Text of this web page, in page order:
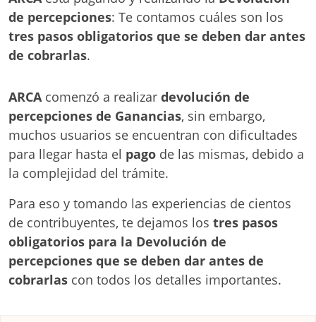
de percepciones: Te contamos cuáles son los
tres pasos obligatorios que se deben dar antes
de cobrarlas.
ARCA comenzó a realizar devolución de
percepciones de Ganancias, sin embargo,
muchos usuarios se encuentran con dificultades
para llegar hasta el pago de las mismas, debido a
la complejidad del trámite.
Para eso y tomando las experiencias de cientos
de contribuyentes, te dejamos los tres pasos
obligatorios para la Devolución de
percepciones que se deben dar antes de
cobrarlas con todos los detalles importantes.